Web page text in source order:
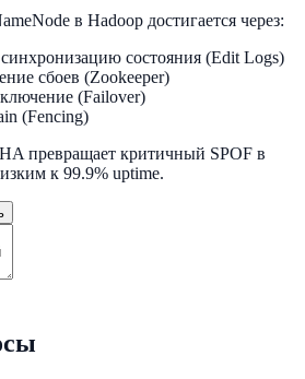
в Hadoop достигается через:
состояния (Edit Logs)
сбоев (Zookeeper)
(Failover)
(Fencing)
превращает критичный SPOF в
к 99.9% uptime.